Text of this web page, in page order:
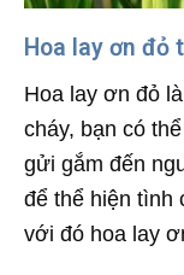
Hoa lay ơn đỏ
Hoa lay ơn đỏ
cháy, bạn có
gửi gắm đến
để thể hiện tình
với đó hoa lay